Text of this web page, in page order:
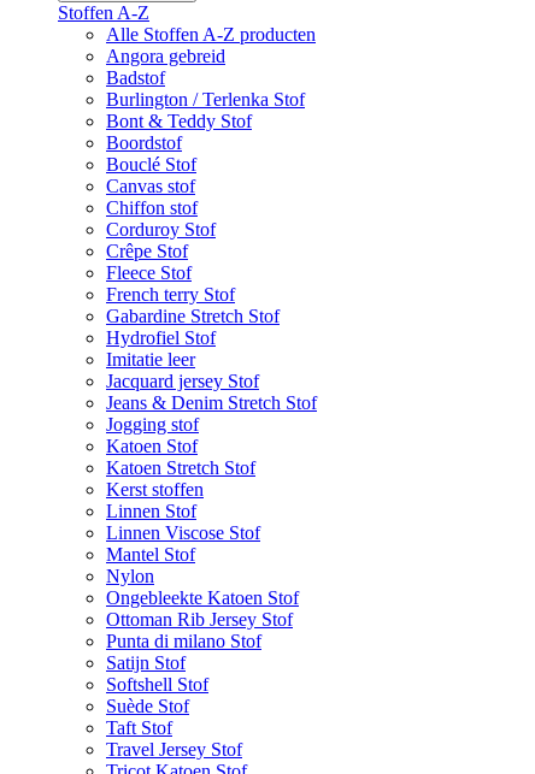
Stoffen A-Z
Alle Stoffen A-Z producten
Angora gebreid
Badstof
Burlington / Terlenka Stof
Bont & Teddy Stof
Boordstof
Bouclé Stof
Canvas stof
Chiffon stof
Corduroy Stof
Crêpe Stof
Fleece Stof
French terry Stof
Gabardine Stretch Stof
Hydrofiel Stof
Imitatie leer
Jacquard jersey Stof
Jeans & Denim Stretch Stof
Jogging stof
Katoen Stof
Katoen Stretch Stof
Kerst stoffen
Linnen Stof
Linnen Viscose Stof
Mantel Stof
Nylon
Ongebleekte Katoen Stof
Ottoman Rib Jersey Stof
Punta di milano Stof
Satijn Stof
Softshell Stof
Suède Stof
Taft Stof
Travel Jersey Stof